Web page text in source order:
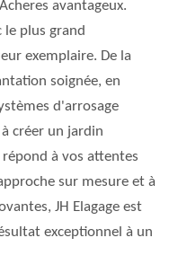
avantageux.
le plus grand
exemplaire. De la
soignée, en
d'arrosage
à créer un jardin
à vos attentes
sur mesure et à
JH Elagage est
exceptionnel à un